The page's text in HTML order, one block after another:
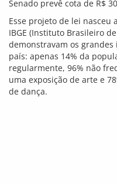
Senado prevê cota de R$
Esse projeto de lei
IBGE (Instituto Brasileiro
demonstravam os
país: apenas 14% da
regularmente, 96% não
uma exposição de arte e
de dança.